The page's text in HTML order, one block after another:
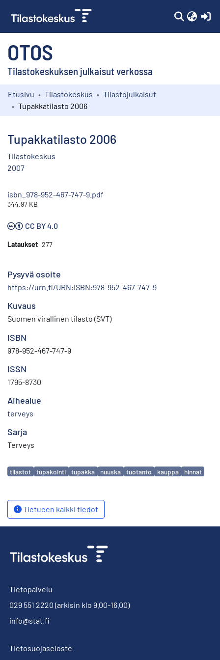
OTOS
Tilastokeskuksen julkaisut verkossa
Kokoelmat
Etusivu Tilastokeskus
Tilastojulkaisut
Tupakkatilasto 2006
Tupakkatilasto 2006
Tilastokeskus
2007
isbn_978-952-467-747-9.pdf
344.97 KB
CC BY 4.0
Lataukset 277
Pysyvä osoite
https://urn.fi/URN:ISBN:978-952-467-747-9
Kuvaus
Suomen virallinen tilasto (SVT)
ISBN
978-952-467-747-9
ISSN
1795-8730
Aihealue
terveys
Sarja
Terveys
Avainsanat
tilastot tupakointi tupakka nuuska tuotanto kauppa hinnat
Tietueen kaikki tiedot
Tietopalvelu
029 551 2220 (arkisin klo 9.00-16.00)
info@stat.fi
Tietosuojaseloste